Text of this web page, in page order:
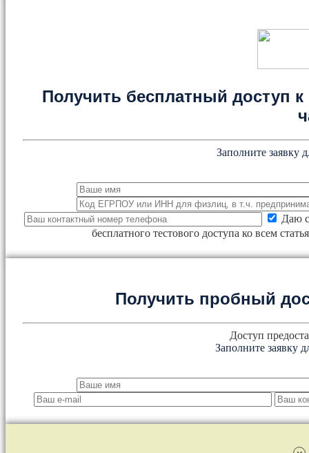
Получить бесплатный доступ к
Заполните заявку
Даю
бесплатного тестового доступа ко всем
Получить пробный
Доступ
Заполните заявку